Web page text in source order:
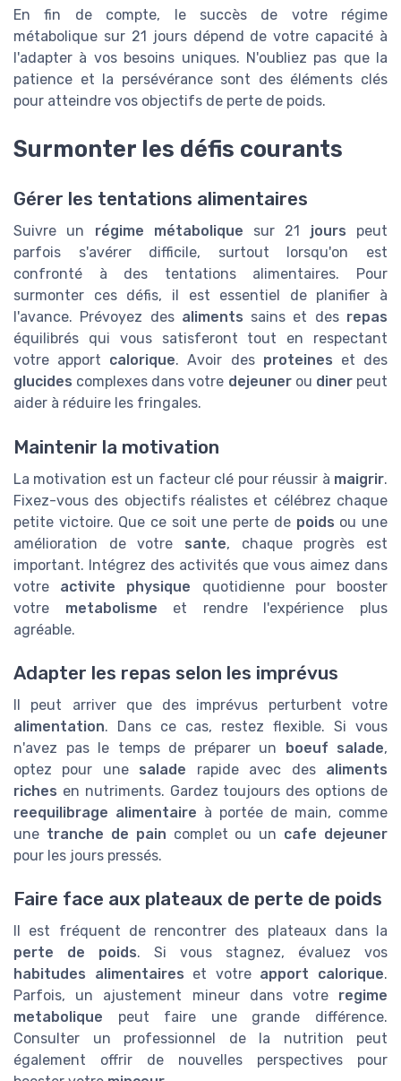
En fin de compte, le succès de votre régime
métabolique sur 21 jours dépend de votre capacité à
l'adapter à vos besoins uniques. N'oubliez pas que la
patience et la persévérance sont des éléments clés
pour atteindre vos objectifs de perte de poids.
Surmonter les défis courants
Gérer les tentations alimentaires
Suivre un régime métabolique sur 21 jours peut
parfois s'avérer difficile, surtout lorsqu'on est
confronté à des tentations alimentaires. Pour
surmonter ces défis, il est essentiel de planifier à
l'avance. Prévoyez des aliments sains et des repas
équilibrés qui vous satisferont tout en respectant
votre apport calorique. Avoir des proteines et des
glucides complexes dans votre dejeunerou dinerpeut
aider à réduire les fringales.
Maintenir la motivation
La motivation est un facteur clé pour réussir à maigrir.
Fixez-vous des objectifs réalistes et célébrez chaque
petite victoire. Que ce soit une perte de poids ou une
amélioration de votre sante, chaque progrès est
important. Intégrez des activités que vous aimez dans
votre activite physique quotidienne pour booster
votre metabolisme et rendre l'expérience plus
agréable.
Adapter les repas selon les imprévus
Il peut arriver que des imprévus perturbent votre
alimentation. Dans ce cas, restez flexible. Si vous
n'avez pas le temps de préparer un boeuf salade,
optez pour une salade rapide avec des aliments
riches en nutriments. Gardez toujours des options de
reequilibrage alimentaire à portée de main, comme
une tranche de pain complet ou un cafe dejeuner
pour les jours pressés.
Faire face aux plateaux de perte de poids
Il est fréquent de rencontrer des plateaux dans la
perte de poids. Si vous stagnez, évaluez vos
habitudes alimentaires et votre apport calorique.
Parfois, un ajustement mineur dans votre regime
metabolique peut faire une grande différence.
Consulter un professionnel de la nutrition peut
également offrir de nouvelles perspectives pour